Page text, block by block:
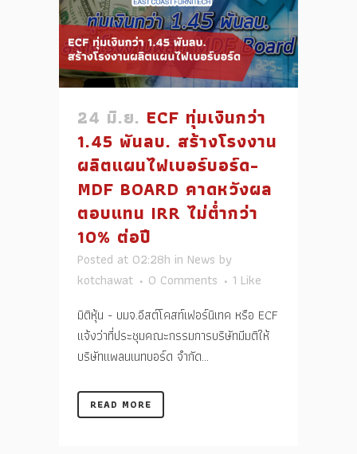
24 มิ.ย. ECF ทุ่มเงินกว่า
1.45 พันลบ. สร้างโรงงาน
ผลิตแผนไฟเบอร์บอร์ด-
MDF BOARD คาดหวังผล
ตอบแทน IRR ไม่ต่ำกว่า
10% ต่อปี
Posted at 02:28h in News by
kotchawat
0 Comments 1 Like
มิติหุ้น - บมจ.อีสต์โคสท์เฟอร์นิเทค หรือ ECF
แจ้งว่าที่ประชุมคณะกรรมการบริษัทมีมติให้
บริษัทแพลนเนทบอร์ด จำกัด...
READ MORE